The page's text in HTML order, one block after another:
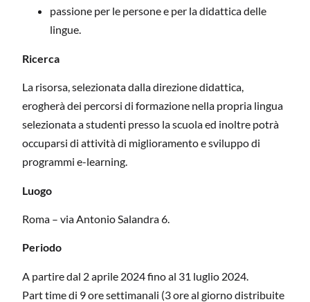
passione per le persone e per la didattica delle
lingue.
Ricerca
La risorsa, selezionata dalla direzione didattica,
erogherà dei percorsi di formazione nella propria lingua
selezionata a studenti presso la scuola ed inoltre potrà
occuparsi di attività di miglioramento e sviluppo di
programmi e-learning.
Luogo
Roma – via Antonio Salandra 6.
Periodo
A partire dal 2 aprile 2024 fino al 31 luglio 2024.
Part time di 9 ore settimanali (3 ore al giorno distribuite